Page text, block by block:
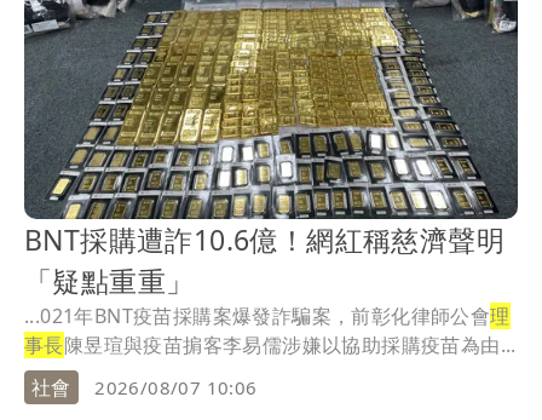
BNT採購遭詐10.6億！網紅稱慈濟聲明
「疑點重重」
...021年BNT疫苗採購案爆發詐騙案，前彰化律師公會理
事長陳昱瑄與疫苗掮客李易儒涉嫌以協助採購疫苗為由...
社會
2026/08/07 10:06